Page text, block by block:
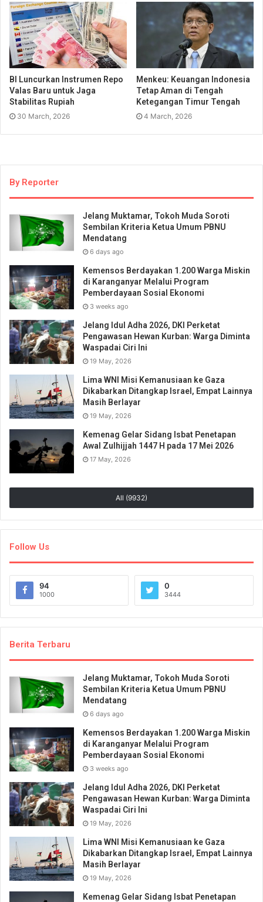
BI Luncurkan Instrumen Repo
Valas Baru untuk Jaga
Stabilitas Rupiah
30 March, 2026
Menkeu: Keuangan Indonesia
Tetap Aman di Tengah
Ketegangan Timur Tengah
4 March, 2026
By Reporter
Jelang Muktamar, Tokoh Muda Soroti
Sembilan Kriteria Ketua Umum PBNU
Mendatang
6 days ago
Kemensos Berdayakan 1.200 Warga Miskin
di Karanganyar Melalui Program
Pemberdayaan Sosial Ekonomi
3 weeks ago
Jelang Idul Adha 2026, DKI Perketat
Pengawasan Hewan Kurban: Warga Diminta
Waspadai Ciri Ini
19 May, 2026
Lima WNI Misi Kemanusiaan ke Gaza
Dikabarkan Ditangkap Israel, Empat Lainnya
Masih Berlayar
19 May, 2026
Kemenag Gelar Sidang Isbat Penetapan
Awal Zulhijjah 1447 H pada 17 Mei 2026
17 May, 2026
All (9932)
Follow Us
94
1000
0
3444
Berita Terbaru
Jelang Muktamar, Tokoh Muda Soroti
Sembilan Kriteria Ketua Umum PBNU
Mendatang
6 days ago
Kemensos Berdayakan 1.200 Warga Miskin
di Karanganyar Melalui Program
Pemberdayaan Sosial Ekonomi
3 weeks ago
Jelang Idul Adha 2026, DKI Perketat
Pengawasan Hewan Kurban: Warga Diminta
Waspadai Ciri Ini
19 May, 2026
Lima WNI Misi Kemanusiaan ke Gaza
Dikabarkan Ditangkap Israel, Empat Lainnya
Masih Berlayar
19 May, 2026
Kemenag Gelar Sidang Isbat Penetapan